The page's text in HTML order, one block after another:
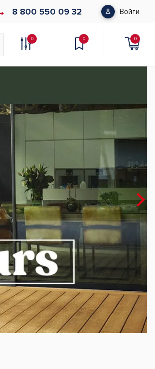
8 800 550 09 32 Войти
0 0 0